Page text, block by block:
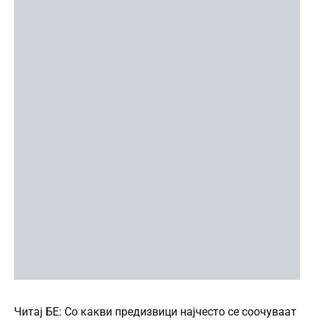
Читај БЕ: Со какви предизвици најчесто се соочуваат